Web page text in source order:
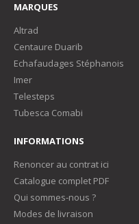
MARQUES
Altrad
Centaure Duarib
Echafaudages Stéphanois
Imer
Telesteps
Tubesca Comabi
INFORMATIONS
Renoncer au contrat ici
Catalogue complet PDF
Qui sommes-nous ?
Modes de livraison